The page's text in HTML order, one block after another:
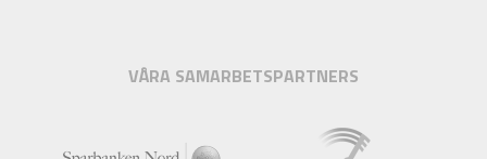
VÅRA SAMARBETSPARTNERS